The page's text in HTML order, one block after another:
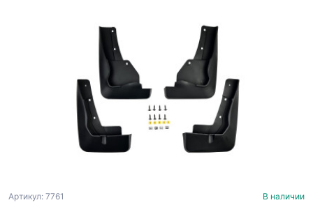
Артикул: 7761 В наличии